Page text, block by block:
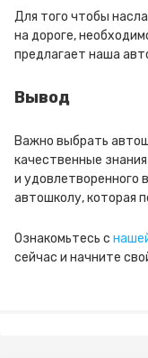
Для того чтобы
на дороге,
предлагает наша
Вывод
Важно выбрать
качественные
и удовлетворенного
автошколу, которая
Ознакомьтесь с
сейчас и начните